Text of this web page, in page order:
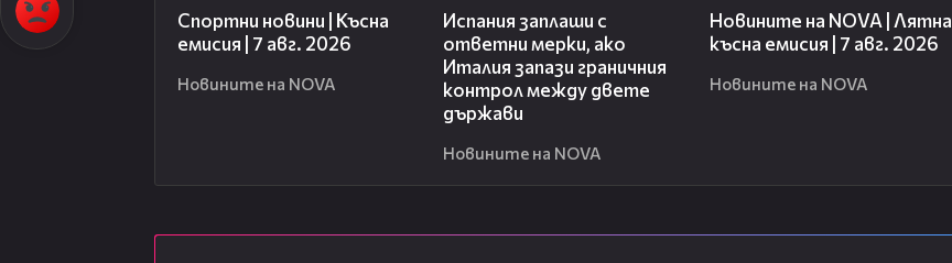
Спортни новини | Късна
емисия | 7 авг. 2026
Новините на NOVA
Испания заплаши с
ответни мерки, ако
Италия запази граничния
контрол между двете
държави
Новините на NOVA
Новините на NOVA | Лятна
късна емисия | 7 авг. 2026
Новините на NOVA